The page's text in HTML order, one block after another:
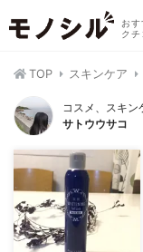
お
クチ
TOP スキンケア
コスメ、スキン
サトウウサコ